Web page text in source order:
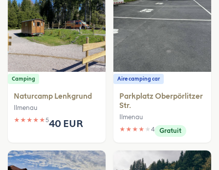
Camping
Naturcamp Lenkgrund
Ilmenau
★ ★ ★ ★ ★540 EUR
Aire camping car
Parkplatz Oberpörlitzer
Str.
Ilmenau
★ ★ ★ ★ ★ 4 Gratuit